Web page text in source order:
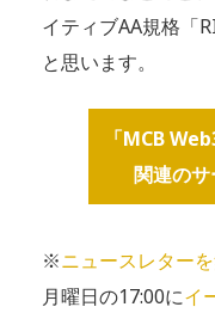
イティブAA規格「
と思います。
「MCB
関連の
※ニュースレター
月曜日の17:00にイ